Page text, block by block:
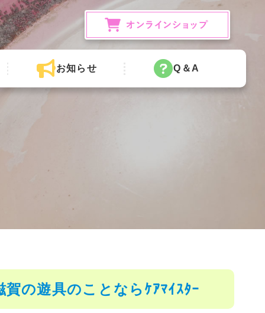
お知らせ Q＆A
の遊具のことならｹｱﾏｲｽﾀｰ